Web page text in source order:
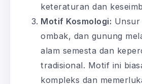
keteraturan dan
Motif Kosmologi:
ombak, dan gunung
alam semesta dan
tradisional. Motif ini
kompleks dan